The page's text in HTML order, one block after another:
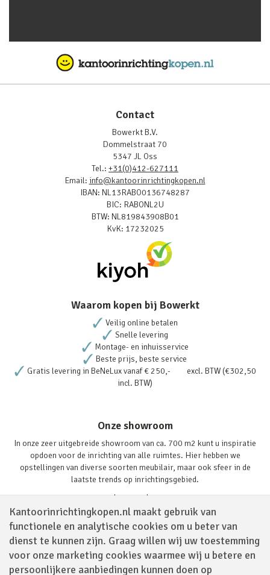
Kantoorinrichtingkopen.nl maakt gebruik van
functionele en analytische cookies om u beter van
dienst te kunnen zijn. Graag willen wij uw toestemming
voor onze marketing cookies waarmee wij u betere en
persoonlijkere aanbiedingen kunnen doen op
Contact
Bowerkt B.V.
Dommelstraat 70
5347 JL Oss
Tel.: +31(0)412-627111
Email: info@kantoorinrichtingkopen.nl
IBAN: NL13RABO0136748287
BIC: RABONL2U
BTW: NL819843908B01
KvK: 17232025
Waarom kopen bij Bowerkt
Veilig online betalen
Snelle levering
Montage- en inhuisservice
Beste prijs, beste service
Gratis levering in BeNeLux vanaf € 250,- excl. BTW (€302,50
incl. BTW)
Onze showroom
In onze zeer uitgebreide showroom van ca. 700 m2 kunt u inspiratie
opdoen voor de inrichting van alle ruimtes. Hier hebben we
opstellingen van diverse soorten meubilair, maar ook sfeer in de
laatste trends op inrichtingsgebied.
Lees verder